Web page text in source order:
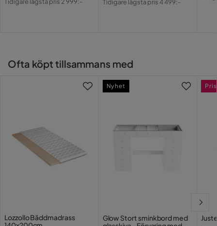
Tidigare lägsta pris 4 499:-
Ofta köpt tillsammans med
Lozzollo Bäddmadrass
Glow Stort sminkbord med
Nyhet